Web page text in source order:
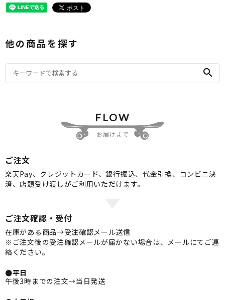
他の商品を探す
search
FLOW
お届けまで
ご注文
楽天Pay、クレジットカード、銀行振込、代金引換、コンビニ決
済、店頭受け渡しがご利用いただけます。
ご注文確認・受付
在庫がある商品→受注確認メール送信
※ご注文後の受注確認メールが届かない場合は、メールにてご連
絡ください。
●平日
午後3時までの注文→当日発送